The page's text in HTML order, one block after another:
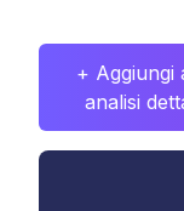
+ Aggiungi
analisi